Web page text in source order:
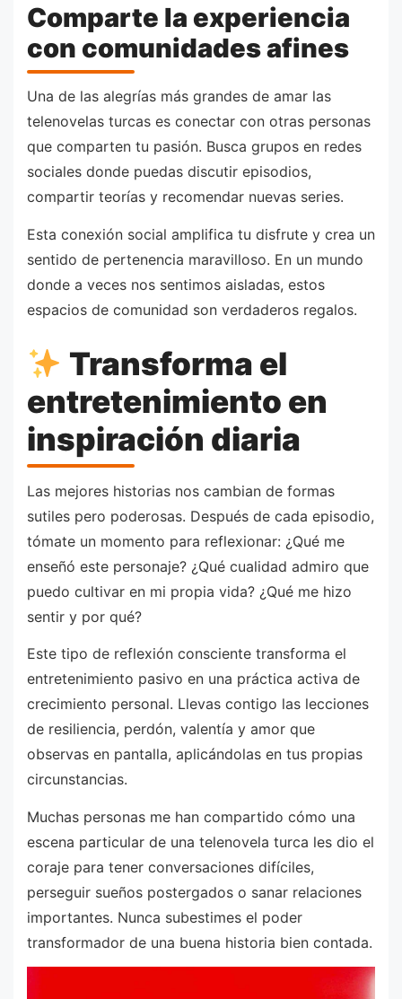
Comparte la experiencia
con comunidades afines
Una de las alegrías más grandes de amar las
telenovelas turcas es conectar con otras personas
que comparten tu pasión. Busca grupos en redes
sociales donde puedas discutir episodios,
compartir teorías y recomendar nuevas series.
Esta conexión social amplifica tu disfrute y crea un
sentido de pertenencia maravilloso. En un mundo
donde a veces nos sentimos aisladas, estos
espacios de comunidad son verdaderos regalos.
Transforma el
entretenimiento en
inspiración diaria
Las mejores historias nos cambian de formas
sutiles pero poderosas. Después de cada episodio,
tómate un momento para reflexionar: ¿Qué me
enseñó este personaje? ¿Qué cualidad admiro que
puedo cultivar en mi propia vida? ¿Qué me hizo
sentir y por qué?
Este tipo de reflexión consciente transforma el
entretenimiento pasivo en una práctica activa de
crecimiento personal. Llevas contigo las lecciones
de resiliencia, perdón, valentía y amor que
observas en pantalla, aplicándolas en tus propias
circunstancias.
Muchas personas me han compartido cómo una
escena particular de una telenovela turca les dio el
coraje para tener conversaciones difíciles,
perseguir sueños postergados o sanar relaciones
importantes. Nunca subestimes el poder
transformador de una buena historia bien contada.